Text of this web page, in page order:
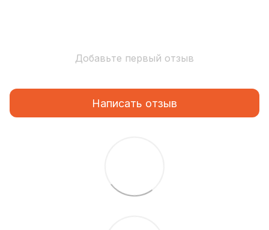
Добавьте первый отзыв
Написать отзыв